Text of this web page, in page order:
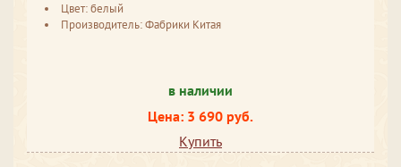
Цвет: белый
Производитель: Фабрики Китая
в наличии
Цена: 3 690 руб.
Купить